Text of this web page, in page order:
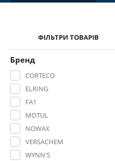
ФІЛЬТРИ ТОВАРІВ
Бренд
CORTECO
ELRING
FA1
MOTUL
NOWAX
VERSACHEM
WYNN'S